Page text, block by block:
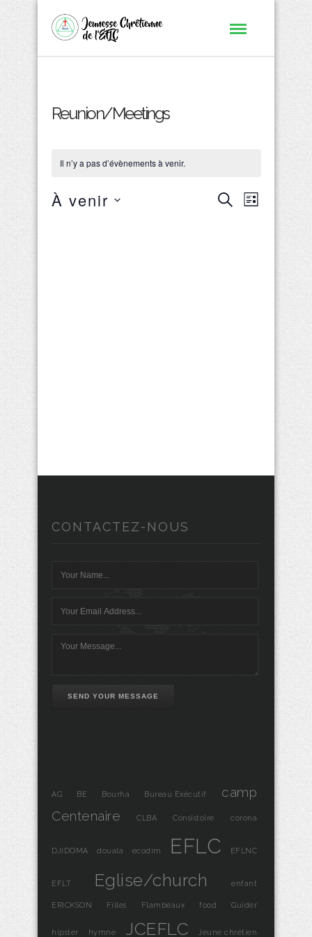
Reunion/Meetings
Il n’y a pas d’évènements à venir.
Recherche
Liste
À venir
CONTACTEZ-NOUS
SEND YOUR MESSAGE
AG BE Bourha Bureau Exécutif
camp
Centenaire
CLBA Consistoire corona
DJIDOMA douala ecodim EFLC EFLNC
EFLT Eglise/church enfant
ERICKSON Filles Flambeaux food Guider
hipster hymne JCEFLC Jeune chrétien